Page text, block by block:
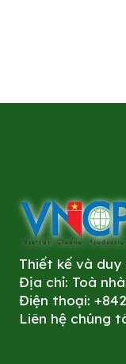
Thiết kế và
Địa chỉ: Toà
Điện thoại:
Liên hệ chúng